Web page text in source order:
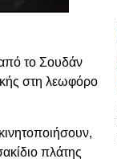
το Σουδάν
στη λεωφόρο
πλάτης